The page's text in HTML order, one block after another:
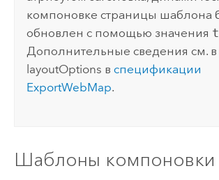
компоновке страницы шаблона
обновлен с помощью значения
Дополнительные сведения см.
layoutOptions вспецификации
ExportWebMap.
Шаблоны компоновки